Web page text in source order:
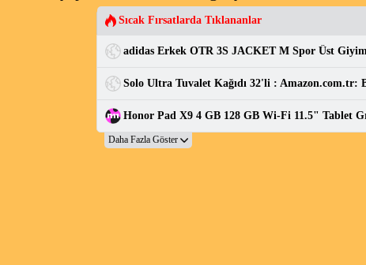
Sıcak Fırsatlarda Tıklananlar
adidas Erkek OTR 3S JACKET M Spor Üst
Solo Ultra Tuvalet Kağıdı 32'li : Amazon.com.tr:
Honor Pad X9 4 GB 128 GB Wi-Fi 11.5" Tablet